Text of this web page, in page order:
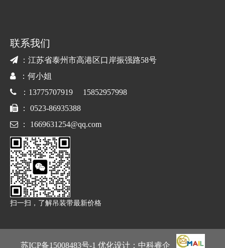
联系我们
 ：江苏省泰州市高港区口岸振强路58号
：何小姐
 ：13775707919 15852957998
 ： 0523-86935388
 ： 1669631254@qq.com
扫一扫，了解吊装带最新价格
苏ICP备15008483号-1 优化设计： 中科睿企